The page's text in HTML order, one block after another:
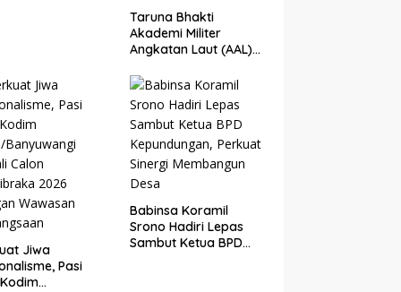
Taruna Bhakti
Akademi Militer
Angkatan Laut (AAL)
0825/Banyuwangi
Wujudkan Generasi
Disiplin dan Berjiwa
Nasionalis
Jiwa
Pasi
Babinsa Koramil
Srono Hadiri Lepas
Sambut Ketua BPD